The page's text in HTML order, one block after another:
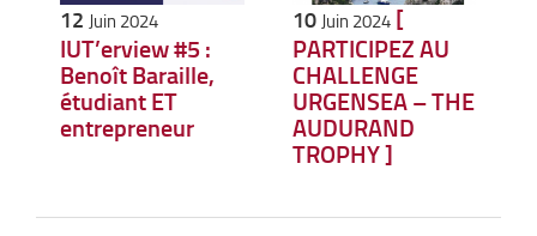
12 Juin 2024
IUT’erview #5 :
Benoît Baraille,
étudiant ET
entrepreneur
10Juin 2024 [
PARTICIPEZ AU
CHALLENGE
URGENSEA – THE
AUDURAND
TROPHY ]